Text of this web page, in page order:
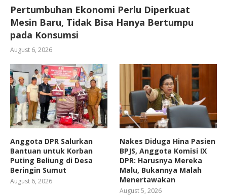
Pertumbuhan Ekonomi Perlu Diperkuat
Mesin Baru, Tidak Bisa Hanya Bertumpu
pada Konsumsi
August 6, 2026
Anggota DPR Salurkan
Bantuan untuk Korban
Puting Beliung di Desa
Beringin Sumut
August 6, 2026
Nakes Diduga Hina Pasien
BPJS, Anggota Komisi IX
DPR: Harusnya Mereka
Malu, Bukannya Malah
Menertawakan
August 5, 2026